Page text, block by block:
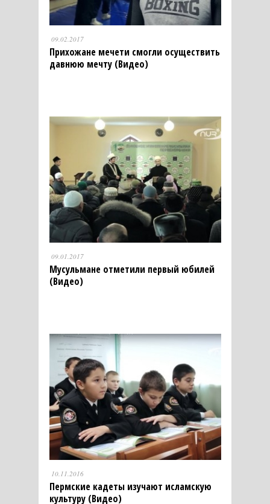
09.02.2017
Прихожане мечети смогли осуществить
давнюю мечту (Видео)
09.01.2017
Мусульмане отметили первый юбилей
(Видео)
10.11.2016
Пермские кадеты изучают исламскую
культуру (Видео)